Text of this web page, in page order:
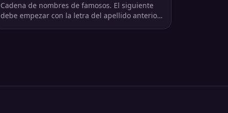
Cadena de nombres de famosos. El siguiente
debe empezar con la letra del apellido anterior.